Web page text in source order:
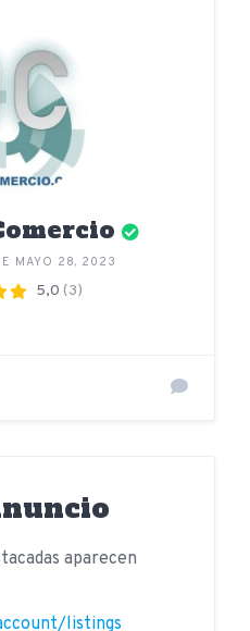
MAYO 28, 2023
5,0 (3)
aparecen
listings